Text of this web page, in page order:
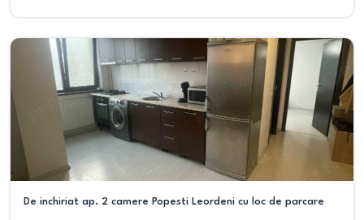
De inchiriat ap. 2 camere Popesti Leordeni cu loc de parcare